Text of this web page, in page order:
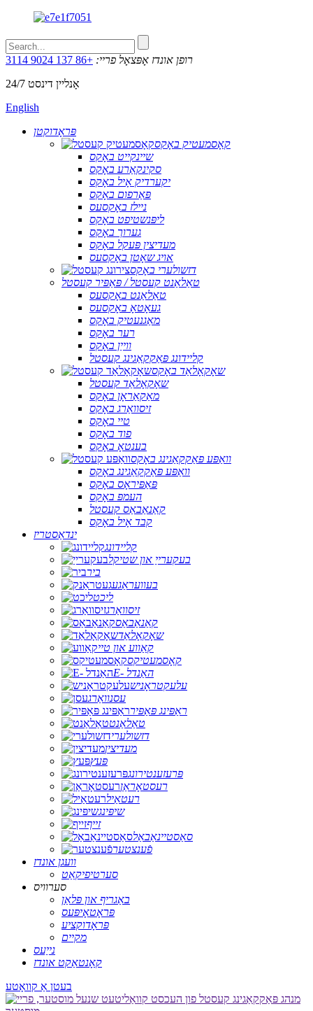
רופן אונדז אָפּצאָל פריי: +86 137 9024 3114
24/7 אָנליין דינסט
English
פּראָדוקטן
קאָסמעטיק באָקס
שיינקייט באָקס
סקינקאַרע באָקס
יקערדיק אָיל באָקס
פּאַרפום באָקס
ניילז באָקסעס
ליפּנשטיפט באָקס
גערוך באָקס
מעדיצין פּעקל באָקס
אויג שאָטן באָקסעס
דזשולערי באָקס
טאַלאַנט קעסטל / פּאַפּיר קעסטל
טאַלאַנט באָקסעס
געאָטאָ באָקסעס
מאַגנעטיק באָקס
רער באָקס
ווייַן באָקס
קליידונג פּאַקקאַגינג קעסטל
שאָקאָלאַד באָקס
שאָקאָלאַד קעסטל
מאַקאַראָן באָקס
זיסוואַרג באָקס
טיי באָקס
פוד באָקס
בענטאָ באָקס
וואַפּע פּאַקקאַגינג באָקס
וואַפּע פּאַקקאַגינג באָקס
פּאַפּיראָס באָקס
העמפּ באָקס
קאַנאַבאַס קעסטל
קבד אָיל באָקס
ינדאַסטריז
קליידונג
בעקערייַ און שטיקל
ביר
בעוועראַגע
ליכט
זיסוואַרג
קאַנאַבאַס
שאָקאָלאַד
קאַווע און טיי
קאָסמעטיקס
E- האַנדל
עלעקטראָניש
עסנוואַרג
ראַפּינג פּאַפּיר
טאַלאַנט
דזשולערי
מעדיצין
פּעץ
פּרעזענטירונג
רעסטאָראַן
רעטאַיל
שיפּינג
זייף
סאַסטיינאַבאַל
פֿענצטער
וועגן אונדז
סערטיפיקאַט
סערוויס
באַגריף און פּלאַן
פּראָטאָיפּעס
פּראָדוקציע
מקיים
נייַעס
קאָנטאַקט אונדז
בעטן אַ קוואָטע